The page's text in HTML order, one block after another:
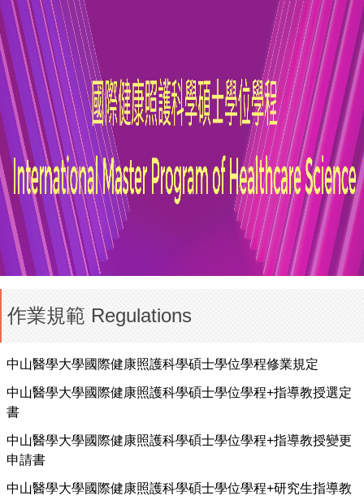
作業規範 Regulations
中山醫學大學國際健康照護科學碩士學位學程修業規定
中山醫學大學國際健康照護科學碩士學位學程+指導教授選定
書
中山醫學大學國際健康照護科學碩士學位學程+指導教授變更
申請書
中山醫學大學國際健康照護科學碩士學位學程+研究生指導教